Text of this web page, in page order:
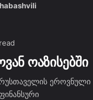
ოაზისებში
ეროვნული